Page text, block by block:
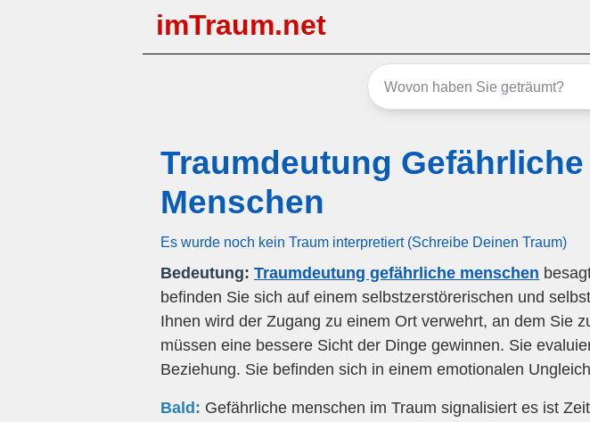
imTraum.net
Traumdeutung Gefährliche
Menschen
Es wurde noch kein Traum interpretiert (Schreibe Deinen Traum)
Bedeutung: Traumdeutung gefährliche menschen
befinden Sie sich auf einem selbstzerstörerischen und
Ihnen wird der Zugang zu einem Ort verwehrt, an dem Sie
müssen eine bessere Sicht der Dinge gewinnen. Sie
Beziehung. Sie befinden sich in einem emotionalen
Bald: Gefährliche menschen im Traum signalisiert es ist